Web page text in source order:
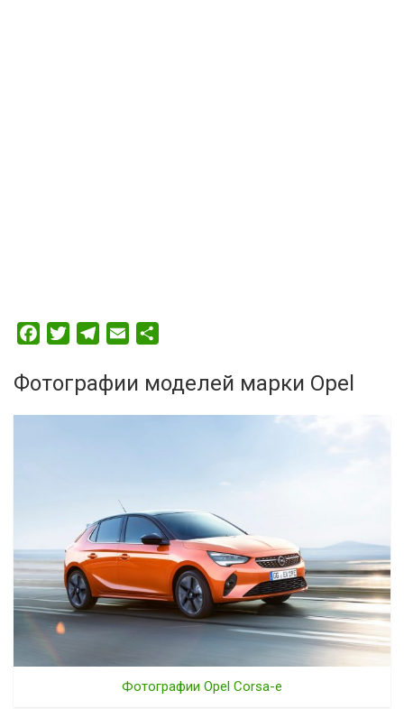
FacebookTwitterTelegram
Email
Фотографии моделей марки Opel
Фотографии Opel Corsa-e